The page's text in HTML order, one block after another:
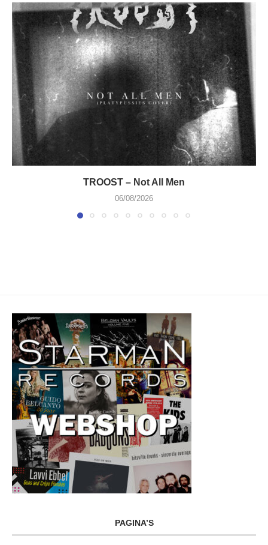
TROOST – Not All Men
06/08/2026
PAGINA’S